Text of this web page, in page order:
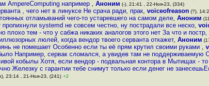
AmpereComputing например , Аноним (-), 21:41 , 22-Ноя-23, (334)
, чего нет в линуксе Не срача ради, прак, voiceofreason (?),
отламываний чего-то устаревшего на самом деле, Аноним
systemd не совсем честно, ну пострадали все неско,
плохо тем - что у сабжа никаких аналогов этого нет За что и постр,
люлей, когда вендор твоего серванта откажет, Аноним
не помешает Особенно если ты её прям крутил своими руками ,
Например, сервак сломался, а увидев там не поддерживаемую
кобылы Хотя, если вендор - подвальная контора в Мытищах -
Железку с гарантии тебе снимут только если денег не
23:14 , 21-Ноя-23, (241) +2